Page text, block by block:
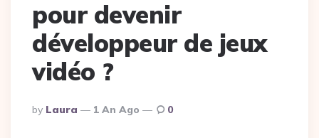
pour devenir
développeur de jeux
vidéo ?
Posted
By
By Laura 1 An Ago 0